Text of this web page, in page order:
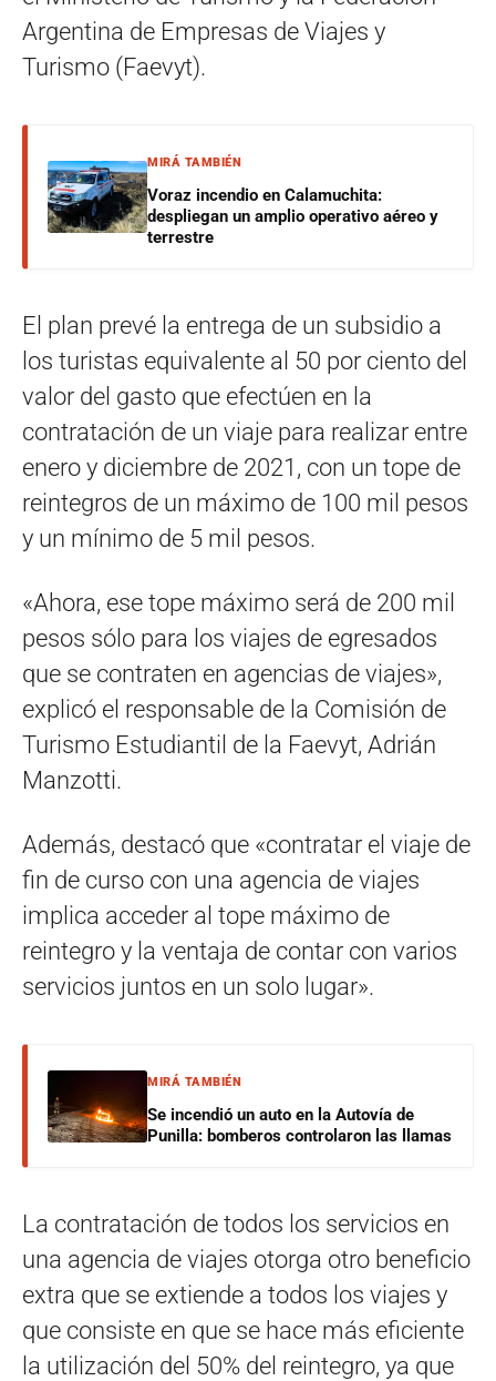
Argentina de Empresas de Viajes y
Turismo (Faevyt).
MIRÁ TAMBIÉN
Voraz incendio en Calamuchita:
despliegan un amplio operativo aéreo y
terrestre
El plan prevé la entrega de un subsidio a
los turistas equivalente al 50 por ciento del
valor del gasto que efectúen en la
contratación de un viaje para realizar entre
enero y diciembre de 2021, con un tope de
reintegros de un máximo de 100 mil pesos
y un mínimo de 5 mil pesos.
«Ahora, ese tope máximo será de 200 mil
pesos sólo para los viajes de egresados
que se contraten en agencias de viajes»,
explicó el responsable de la Comisión de
Turismo Estudiantil de la Faevyt, Adrián
Manzotti.
Además, destacó que «contratar el viaje de
fin de curso con una agencia de viajes
implica acceder al tope máximo de
reintegro y la ventaja de contar con varios
servicios juntos en un solo lugar».
MIRÁ TAMBIÉN
Se incendió un auto en la Autovía de
Punilla: bomberos controlaron las llamas
La contratación de todos los servicios en
una agencia de viajes otorga otro beneficio
extra que se extiende a todos los viajes y
que consiste en que se hace más eficiente
la utilización del 50% del reintegro, ya que